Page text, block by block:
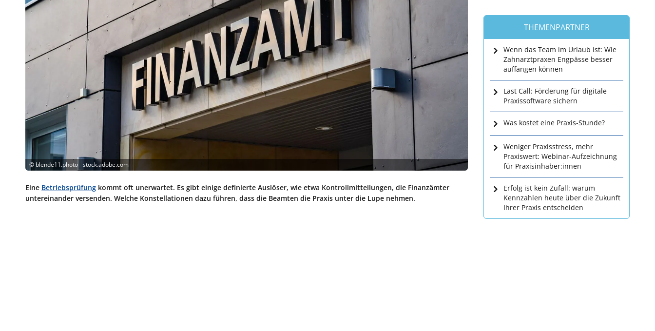
© blende11.photo - stock.adobe.com
Eine Betriebsprüfung kommt oft unerwartet. Es gibt einige definierte Auslöser, wie etwa Kontrollmitteilungen, die Finanzämter
untereinander versenden. Welche Konstellationen dazu führen, dass die Beamten die Praxis unter die Lupe nehmen.
THEMENPARTNER
Wenn das Team im Urlaub ist: Wie
Zahnarztpraxen Engpässe besser
auffangen können
Last Call: Förderung für digitale
Praxissoftware sichern
Was kostet eine Praxis-Stunde?
Weniger Praxisstress, mehr
Praxiswert: Webinar-Aufzeichnung
für Praxisinhaber:innen
Erfolg ist kein Zufall: warum
Kennzahlen heute über die Zukunft
Ihrer Praxis entscheiden